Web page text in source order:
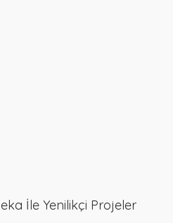
İle Yenilikçi Projeler